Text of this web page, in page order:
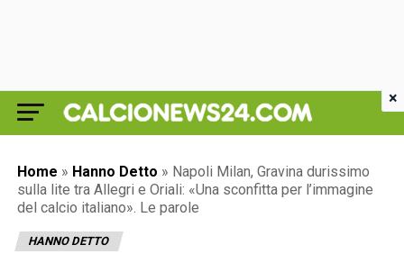
Home » Hanno Detto » Napoli Milan, Gravina durissimo
sulla lite tra Allegri e Oriali: «Una sconfitta per l’immagine
del calcio italiano». Le parole
HANNO DETTO
×